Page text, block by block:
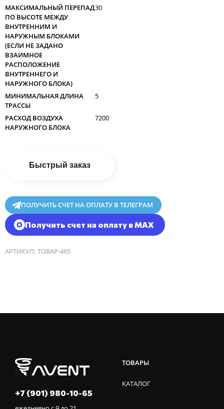
МАКСИМАЛЬНЫЙ ПЕРЕПАД
ПО ВЫСОТЕ МЕЖДУ
ВНУТРЕННИМ И
НАРУЖНЫМ БЛОКАМИ
(ЕСЛИ НЕ ЗАДАНО
ВЗАИМНОЕ
РАСПОЛОЖЕНИЕ
ВНУТРЕННЕГО И
НАРУЖНОГО БЛОКА)
30
МИНИМАЛЬНАЯ ДЛИНА
ТРАССЫ
5
РАСХОД ВОЗДУХА
НАРУЖНОГО БЛОКА
7200
Быстрый заказ
ПОЛУЧИТЬ СЧЕТ НА ОПЛАТУ В ТЕЛЕГРАМ
Получить счет на оплату в MAX
АРТИКУЛ: ТОВАР-465
+7 (901) 980-10-65
ТОВАРЫ
КАТАЛОГ